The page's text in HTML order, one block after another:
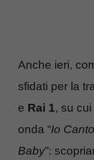
Anche ieri,
sfidati per la
e Rai 1, su
onda “Io
Baby”: